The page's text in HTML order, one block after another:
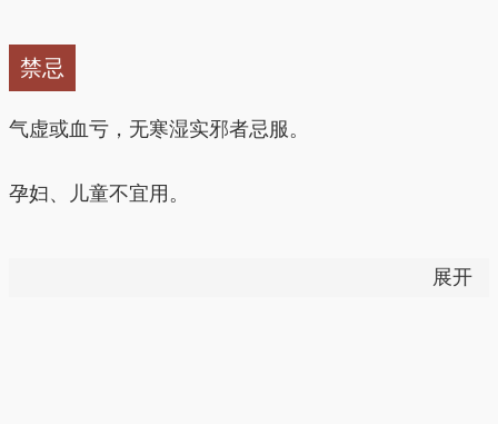
禁忌
气虚或血亏，无寒湿实邪者忌服。
孕妇、儿童不宜用。
展开